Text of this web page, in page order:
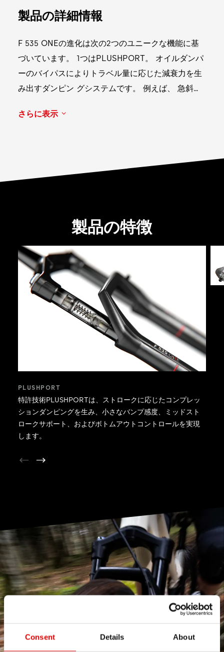
Consent Details About
製品の詳細情報
F 535 ONEの進化は次の2つのユニークな機能に基
づいています。 1つはPLUSHPORT。 オイルダンパ
ーのバイパスによりトラベル量に応じた減衰力を生
み出すダンピン グシステムです。 例えば、 急斜面
ベル量で高位置にとど まり、 衝撃を和らげしかも
ダンピングにより、ホイールを地面の凹凸に密着さ
せて最大限のトラクションを引き出します。 この2
さらに表示
製品の特徴
PLUSHPORT
特許技術PLUSHPORTは、ストロークに応じたコンプレッ
ションダンピングを生み、小さなバンプ感度、ミッドスト
ロークサポート、およびボトムアウトコントロールを実現
します。